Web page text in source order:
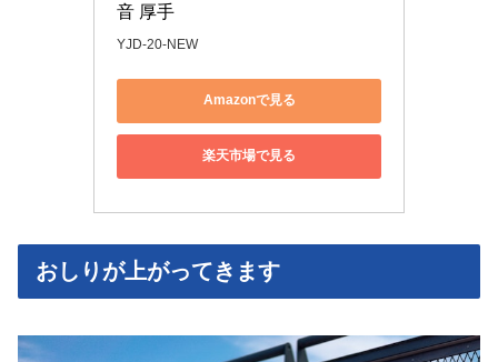
音 厚手
YJD-20-NEW
Amazonで見る
楽天市場で見る
おしりが上がってきます